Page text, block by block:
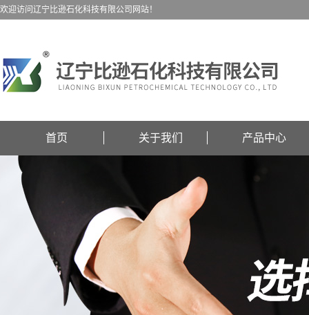
欢迎访问辽宁比逊石化科技有限公司网站！
首页 关于我们 产品中心